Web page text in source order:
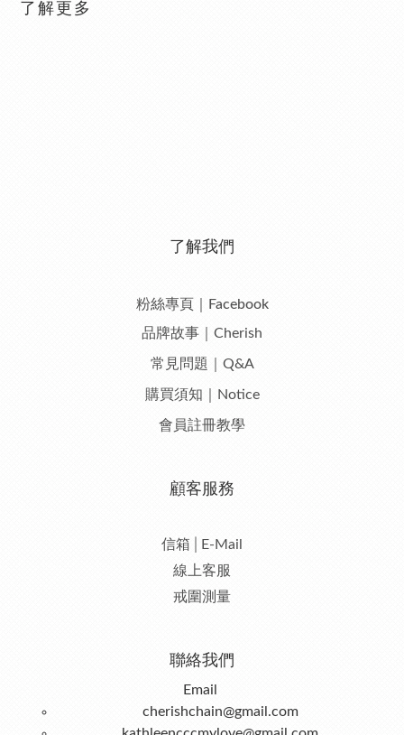
了解更多
了解我們
粉絲專頁｜Facebook
品牌故事｜Cherish
常見問題｜Q&A
購買須知｜Notice
會員註冊教學
顧客服務
信箱│E-Mail
線上客服
戒圍測量
聯絡我們
Email
cherishchain@gmail.com